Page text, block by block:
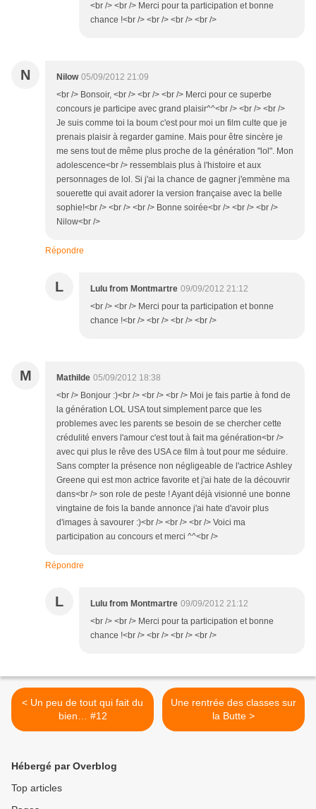
<br /> <br /> Merci pour ta participation et bonne
chance !<br /> <br /> <br /> <br />
N Nilow 05/09/2012 21:09
<br /> Bonsoir, <br /> <br /> <br /> Merci pour ce superbe
concours je participe avec grand plaisir^^<br /> <br /> <br />
Je suis comme toi la boum c'est pour moi un film culte que je
prenais plaisir à regarder gamine. Mais pour être sincère je
me sens tout de même plus proche de la génération "lol". Mon
adolescence<br /> ressemblais plus à l'histoire et aux
personnages de lol. Si j'ai la chance de gagner j'emmène ma
souerette qui avait adorer la version française avec la belle
sophie!<br /> <br /> <br /> Bonne soirée<br /> <br /> <br />
Nilow<br />
Répondre
L Lulu from Montmartre 09/09/2012 21:12
<br /> <br /> Merci pour ta participation et bonne
chance !<br /> <br /> <br /> <br />
M Mathilde 05/09/2012 18:38
<br /> Bonjour :)<br /> <br /> <br /> Moi je fais partie à fond de
la génération LOL USA tout simplement parce que les
problemes avec les parents se besoin de se chercher cette
crédulité envers l'amour c'est tout à fait ma génération<br />
avec qui plus le rêve des USA ce film à tout pour me séduire.
Sans compter la présence non négligeable de l'actrice Ashley
Greene qui est mon actrice favorite et j'ai hate de la découvrir
dans<br /> son role de peste ! Ayant déjà visionné une bonne
vingtaine de fois la bande annonce j'ai hate d'avoir plus
d'images à savourer :)<br /> <br /> <br /> Voici ma
participation au concours et merci ^^<br />
Répondre
L Lulu from Montmartre 09/09/2012 21:12
<br /> <br /> Merci pour ta participation et bonne
chance !<br /> <br /> <br /> <br />
< Un peu de tout qui fait du
bien… #12
Une rentrée des classes sur
la Butte >
Hébergé par Overblog
Top articles